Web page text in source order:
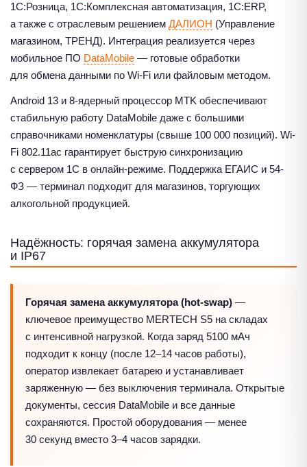
1С:Розница, 1С:Комплексная автоматизация, 1С:ERP,
а также с отраслевым решением ДАЛИОН (Управление
магазином, ТРЕНД). Интеграция реализуется через
мобильное ПО DataMobile — готовые обработки
для обмена данными по Wi-Fi или файловым методом.
Android 13 и 8-ядерный процессор MTK обеспечивают
стабильную работу DataMobile даже с большими
справочниками номенклатуры (свыше 100 000 позиций). Wi-
Fi 802.11ac гарантирует быструю синхронизацию
с сервером 1С в онлайн-режиме. Поддержка ЕГАИС и 54-
ФЗ — терминал подходит для магазинов, торгующих
алкогольной продукцией.
Надёжность: горячая замена аккумулятора
и IP67
Горячая замена аккумулятора (hot-swap) —
ключевое преимущество MERTECH S5 на складах
с интенсивной нагрузкой. Когда заряд 5100 мАч
подходит к концу (после 12–14 часов работы),
оператор извлекает батарею и устанавливает
заряженную — без выключения терминала. Открытые
документы, сессия DataMobile и все данные
сохраняются. Простой оборудования — менее
30 секунд вместо 3–4 часов зарядки.